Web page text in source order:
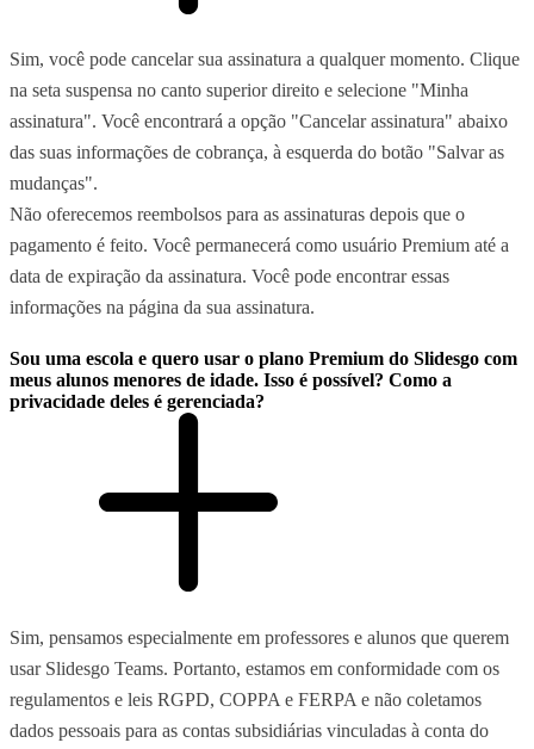
Sim, você pode cancelar sua assinatura a qualquer momento. Clique
na seta suspensa no canto superior direito e selecione "Minha
assinatura". Você encontrará a opção "Cancelar assinatura" abaixo
das suas informações de cobrança, à esquerda do botão "Salvar as
mudanças".
Não oferecemos reembolsos para as assinaturas depois que o
pagamento é feito. Você permanecerá como usuário Premium até a
data de expiração da assinatura. Você pode encontrar essas
informações na página da sua assinatura.
Sou uma escola e quero usar o plano Premium do Slidesgo com
meus alunos menores de idade. Isso é possível? Como a
privacidade deles é gerenciada?
Sim, pensamos especialmente em professores e alunos que querem
usar Slidesgo Teams. Portanto, estamos em conformidade com os
regulamentos e leis RGPD, COPPA e FERPA e não coletamos
dados pessoais para as contas subsidiárias vinculadas à conta do